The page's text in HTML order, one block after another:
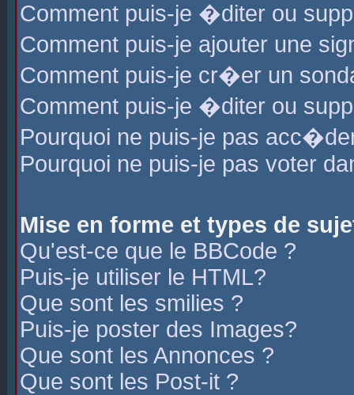
Comment puis-je �diter ou
Comment puis-je ajouter une
Comment puis-je cr�er un
Comment puis-je �diter ou
Pourquoi ne puis-je pas
Pourquoi ne puis-je pas voter
Mise en forme et types de
Qu'est-ce que le BBCode ?
Puis-je utiliser le HTML?
Que sont les smilies ?
Puis-je poster des Images?
Que sont les Annonces ?
Que sont les Post-it ?